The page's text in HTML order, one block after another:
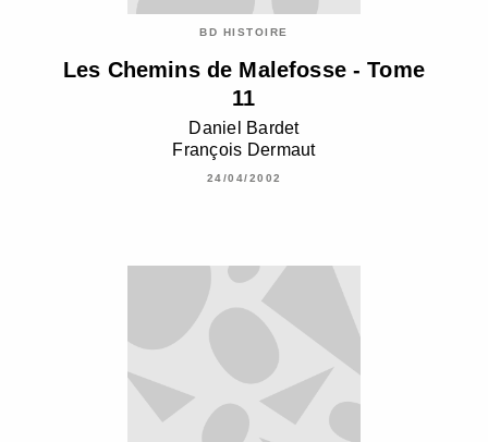
BD HISTOIRE
Les Chemins de Malefosse - Tome
11
Daniel Bardet
François Dermaut
24/04/2002